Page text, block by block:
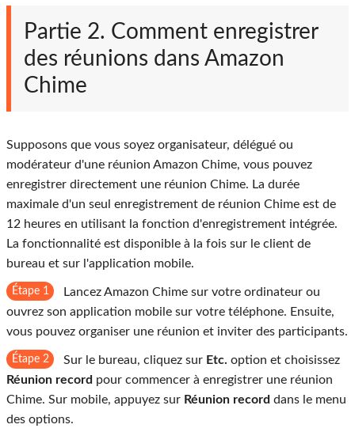
Partie 2. Comment enregistrer
des réunions dans Amazon
Chime
Supposons que vous soyez organisateur, délégué ou
modérateur d'une réunion Amazon Chime, vous pouvez
enregistrer directement une réunion Chime. La durée
maximale d'un seul enregistrement de réunion Chime est de
12 heures en utilisant la fonction d'enregistrement intégrée.
La fonctionnalité est disponible à la fois sur le client de
bureau et sur l'application mobile.
Étape 1
Lancez Amazon Chime sur votre ordinateur ou
ouvrez son application mobile sur votre téléphone. Ensuite,
vous pouvez organiser une réunion et inviter des participants.
Étape 2 Sur le bureau, cliquez sur Etc. option et choisissez
Réunion record pour commencer à enregistrer une réunion
Chime. Sur mobile, appuyez sur Réunion record dans le menu
des options.